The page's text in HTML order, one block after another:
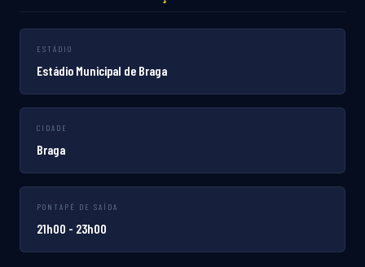
ESTÁDIO
Estádio Municipal de Braga
CIDADE
Braga
PONTAPÉ DE SAÍDA
21h00 - 23h00